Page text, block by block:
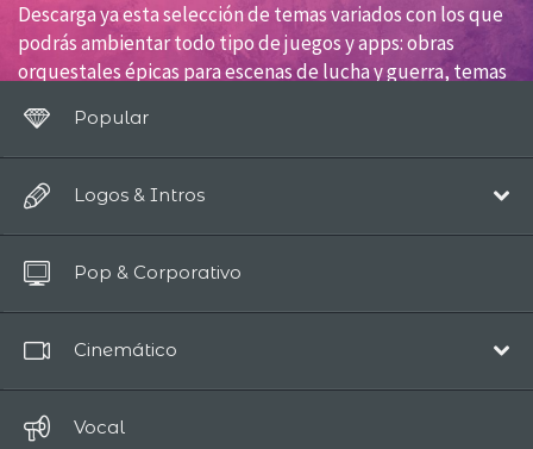
Descarga ya esta selección de temas variados con los que
podrás ambientar todo tipo de juegos y apps: obras
orquestales épicas para escenas de lucha y guerra, temas
divertidas canciones infantiles para juegos de
aprendizaje, guitarras y sintetizadores para arcade y
plataformas o música ligera para juegos de mesa.
Popular
Logos & Intros
Hasta 10 segundos
Pop & Corporativo
Cinemático
Vocal